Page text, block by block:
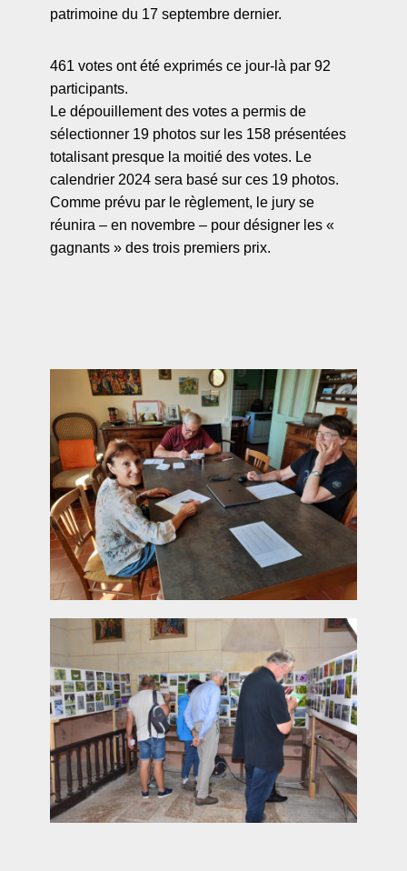
patrimoine du 17 septembre dernier.
461 votes ont été exprimés ce jour-là par 92
participants.
Le dépouillement des votes a permis de
sélectionner 19 photos sur les 158 présentées
totalisant presque la moitié des votes. Le
calendrier 2024 sera basé sur ces 19 photos.
Comme prévu par le règlement, le jury se
réunira – en novembre – pour désigner les «
gagnants » des trois premiers prix.